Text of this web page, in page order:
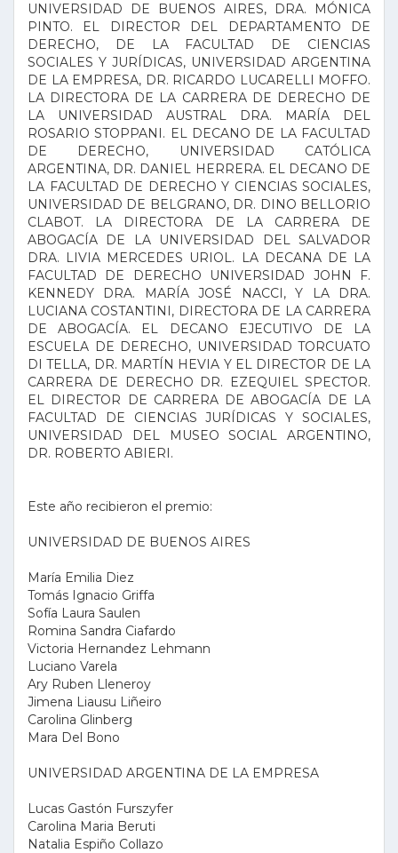
UNIVERSIDAD DE BUENOS AIRES, DRA. MÓNICA
PINTO. EL DIRECTOR DEL DEPARTAMENTO DE
DERECHO, DE LA FACULTAD DE CIENCIAS
SOCIALES Y JURÍDICAS, UNIVERSIDAD ARGENTINA
DE LA EMPRESA, DR. RICARDO LUCARELLI MOFFO.
LA DIRECTORA DE LA CARRERA DE DERECHO DE
LA UNIVERSIDAD AUSTRAL DRA. MARÍA DEL
ROSARIO STOPPANI. EL DECANO DE LA FACULTAD
DE DERECHO, UNIVERSIDAD CATÓLICA
ARGENTINA, DR. DANIEL HERRERA. EL DECANO DE
LA FACULTAD DE DERECHO Y CIENCIAS SOCIALES,
UNIVERSIDAD DE BELGRANO, DR. DINO BELLORIO
CLABOT. LA DIRECTORA DE LA CARRERA DE
ABOGACÍA DE LA UNIVERSIDAD DEL SALVADOR
DRA. LIVIA MERCEDES URIOL. LA DECANA DE LA
FACULTAD DE DERECHO UNIVERSIDAD JOHN F.
KENNEDY DRA. MARÍA JOSÉ NACCI, Y LA DRA.
LUCIANA COSTANTINI, DIRECTORA DE LA CARRERA
DE ABOGACÍA. EL DECANO EJECUTIVO DE LA
ESCUELA DE DERECHO, UNIVERSIDAD TORCUATO
DI TELLA, DR. MARTÍN HEVIA Y EL DIRECTOR DE LA
CARRERA DE DERECHO DR. EZEQUIEL SPECTOR.
EL DIRECTOR DE CARRERA DE ABOGACÍA DE LA
FACULTAD DE CIENCIAS JURÍDICAS Y SOCIALES,
UNIVERSIDAD DEL MUSEO SOCIAL ARGENTINO,
DR. ROBERTO ABIERI.
Este año recibieron el premio:
UNIVERSIDAD DE BUENOS AIRES
María Emilia Diez
Tomás Ignacio Griffa
Sofía Laura Saulen
Romina Sandra Ciafardo
Victoria Hernandez Lehmann
Luciano Varela
Ary Ruben Lleneroy
Jimena Liausu Liñeiro
Carolina Glinberg
Mara Del Bono
UNIVERSIDAD ARGENTINA DE LA EMPRESA
Lucas Gastón Furszyfer
Carolina Maria Beruti
Natalia Espiño Collazo